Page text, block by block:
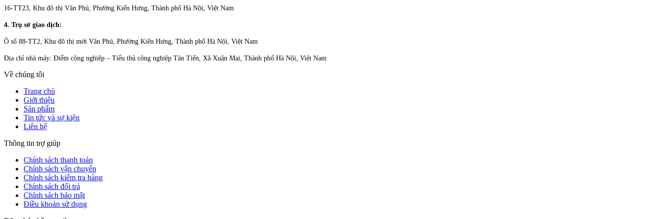
16-TT23, Khu đô thị Văn Phú, Phường Kiến Hưng, Thành phố Hà Nội, Việt Nam
4. Trụ sở giao dịch:
Ô số 88-TT2, Khu đô thị mới Văn Phú, Phường Kiến Hưng, Thành phố Hà Nội, Việt Nam
Địa chỉ nhà máy: Điểm công nghiệp – Tiểu thủ công nghiệp Tân Tiến, Xã Xuân Mai, Thành phố Hà Nội, Việt Nam
Về chúng tôi
Trang chủ
Giới thiệu
Sản phẩm
Tin tức và sự kiện
Liên hệ
Thông tin trợ giúp
Chính sách thanh toán
Chính sách vận chuyển
Chính sách kiểm tra hàng
Chính sách đổi trả
Chính sách bảo mật
Điều khoản sử dụng